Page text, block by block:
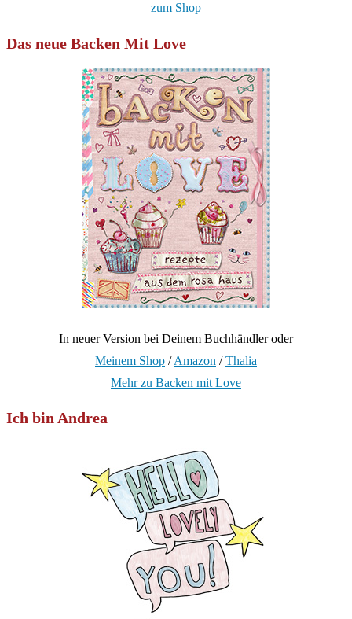
zum Shop
Das neue Backen Mit Love
In neuer Version bei Deinem Buchhändler oder
Meinem Shop /Amazon /Thalia
Mehr zu Backen mit Love
Ich bin Andrea